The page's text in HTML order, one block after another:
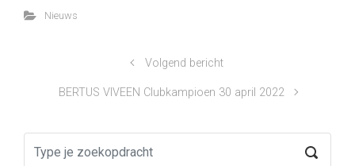
Nieuws
Volgend bericht
BERTUS VIVEEN Clubkampioen 30 april 2022